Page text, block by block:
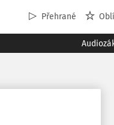
Přehrané